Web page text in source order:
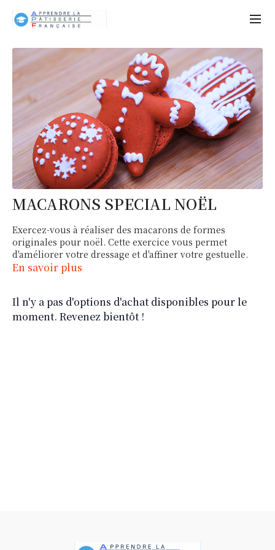
MACARONS SPECIAL NOËL
Exercez-vous à réaliser des macarons de formes
originales pour noël. Cette exercice vous permet
d'améliorer votre dressage et d'affiner votre gestuelle.
En savoir plus
Il n'y a pas d'options d'achat disponibles pour le
moment. Revenez bientôt !